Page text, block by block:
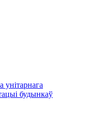
унітарнага
будынкаў